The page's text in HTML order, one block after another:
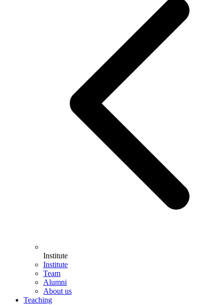
Institute
Institute
Team
Alumni
About us
Teaching